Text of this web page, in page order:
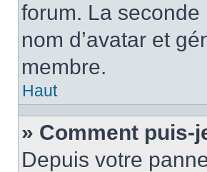
forum. La
nom d’avatar et
membre.
Haut
» Comment puis-
Depuis votre